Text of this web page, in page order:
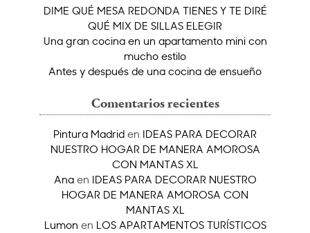
DIME QUÉ MESA REDONDA TIENES Y TE DIRÉ
QUÉ MIX DE SILLAS ELEGIR
Una gran cocina en un apartamento mini con
mucho estilo
Antes y después de una cocina de ensueño
Comentarios recientes
Pintura Madrid en IDEAS PARA DECORAR
NUESTRO HOGAR DE MANERA AMOROSA
CON MANTAS XL
Anaen IDEAS PARA DECORAR NUESTRO
HOGAR DE MANERA AMOROSA CON
MANTAS XL
Lumon en LOS APARTAMENTOS TURÍSTICOS